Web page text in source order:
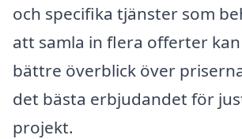
och specifika tjänster som
att samla in flera offerter
bättre överblick över
det bästa erbjudandet för
projekt.